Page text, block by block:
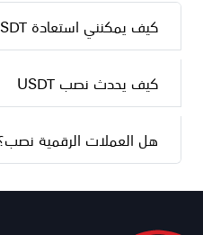
كيف يمكنني استعادة USDT المسروقة؟
كيف يحدث نصب USDT
هل العملات الرقمية